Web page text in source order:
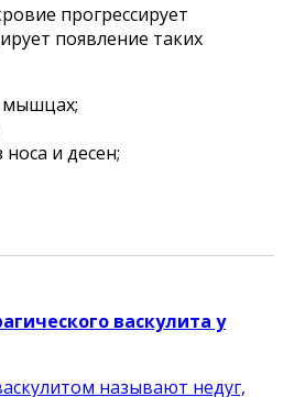
прогрессирует
появление таких
мышцах;
и десен;
васкулита у
называют недуг,